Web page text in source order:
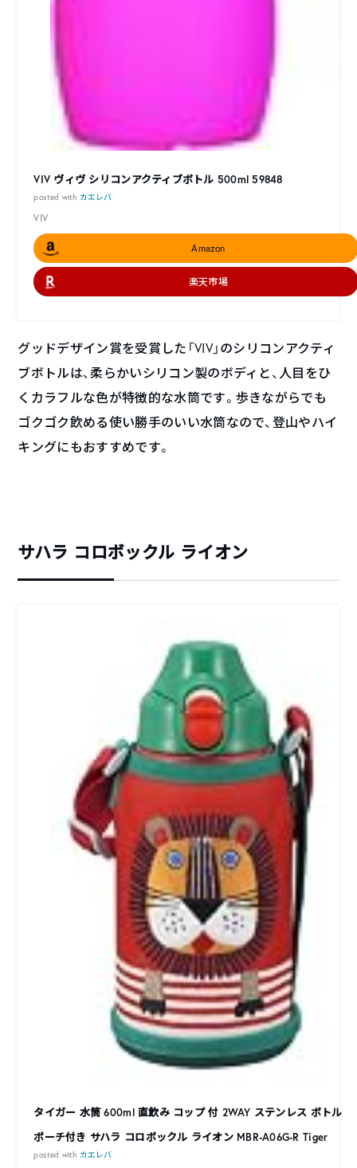
VIV ヴィヴ シリコンアクティブボトル 500ml 59848
posted with カエレバ
VIV
Amazon
楽天市場
グッドデザイン賞を受賞した「VIV」のシリコンアクティ
ブボトルは、柔らかいシリコン製のボディと、人目をひ
くカラフルな色が特徴的な水筒です。歩きながらでも
ゴクゴク飲める使い勝手のいい水筒なので、登山やハイ
キングにもおすすめです。
サハラ コロボックル ライオン
タイガー 水筒 600ml 直飲み コップ 付 2WAY ステンレス ボトル
ポーチ付き サハラ コロボックル ライオン MBR-A06G-R Tiger
posted with カエレバ